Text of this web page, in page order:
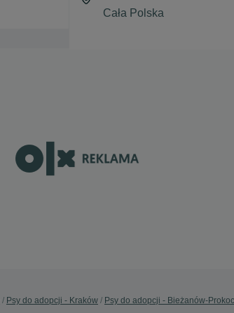
Psy do adopcji - Kraków Psy do adopcji - Bieżanów-